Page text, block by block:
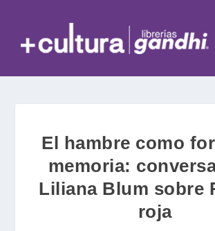
El hambre como
memoria:
Liliana Blum sobre
roja